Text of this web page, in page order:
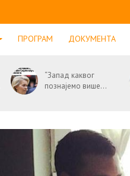
ПРОГРАМ ДОКУМЕНТА
“Запад каквог
познајемо више...